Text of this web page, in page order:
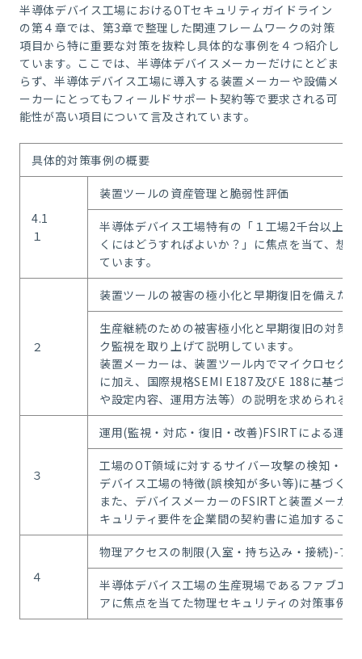
半導体デバイス工場におけるOTセキュリティガイドライン
の第４章では、第3章で整理した関連フレームワークの対策
項目から特に重要な対策を抜粋し具体的な事例を４つ紹介し
ています。ここでは、半導体デバイスメーカーだけにとどま
らず、半導体デバイス工場に導入する装置メーカーや設備メ
ーカーにとってもフィールドサポート契約等で要求される可
能性が高い項目について言及されています。
具体的対策事例の概要
4.1
１
装置ツールの資産管理と脆弱性評価
半導体デバイス工場特有の「１工場2千台以上
くにはどうすればよいか？」に焦点を当て、想
ています。
２
装置ツールの被害の極小化と早期復旧を備えた
生産継続のための被害極小化と早期復旧の対策
ク監視を取り上げて説明しています。
装置メーカーは、装置ツール内でマイクロセグ
に加え、国際規格SEMI E187及びE 188に基づ
や設定内容、運用方法等）の説明を求められる
３
運用(監視・対応・復旧・改善)FSIRTによる運用
工場のOT領域に対するサイバー攻撃の検知・
デバイス工場の特徴(誤検知が多い等)に基づく
また、デバイスメーカーのFSIRTと装置メーカ
キュリティ要件を企業間の契約書に追加するこ
４
物理アクセスの制限(入室・持ち込み・接続)-フ
半導体デバイス工場の生産現場であるファブエ
アに焦点を当てた物理セキュリティの対策事例